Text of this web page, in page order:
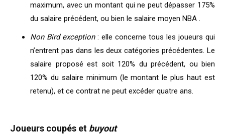
maximum, avec un montant qui ne peut dépasser 175%
du salaire précédent, ou bien le salaire moyen NBA .
Non Bird exception : elle concerne tous les joueurs qui
n’entrent pas dans les deux catégories précédentes. Le
salaire proposé est soit 120% du précédent, ou bien
120% du salaire minimum (le montant le plus haut est
retenu), et ce contrat ne peut excéder quatre ans.
Joueurs coupés et buyout